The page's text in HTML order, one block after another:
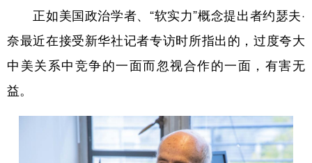
公益 一带一路 亚太网 上市公司
正如美国政治学者、“软实力”概念提出者约瑟夫·
奈最近在接受新华社记者专访时所指出的，过度夸大
中美关系中竞争的一面而忽视合作的一面，有害无
益。